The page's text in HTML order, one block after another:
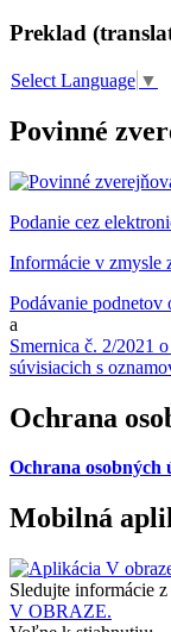
Preklad
Select Language ▼
Povinné
Podanie cez
Informácie v zmysle
Podávanie
a
Smernica č. 2/2021
súvisiacich s
Ochrana
Ochrana osobných
Mobilná
Sledujte informácie
V OBRAZE.